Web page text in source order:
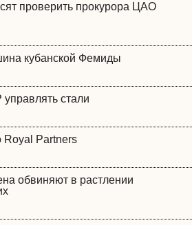
проверить прокурора ЦАО
кубанской Фемиды
управлять стали
Royal Partners
обвиняют в растлении